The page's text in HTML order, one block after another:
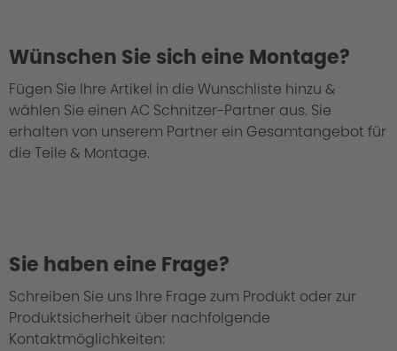
Gutachten
Wünschen Sie sich eine Montage?
Fügen Sie Ihre Artikel in die Wunschliste hinzu &
wählen Sie einen AC Schnitzer-Partner aus. Sie
erhalten von unserem Partner ein Gesamtangebot für
die Teile & Montage.
Sie haben eine Frage?
Schreiben Sie uns Ihre Frage zum Produkt oder zur
Produktsicherheit über nachfolgende
Kontaktmöglichkeiten: